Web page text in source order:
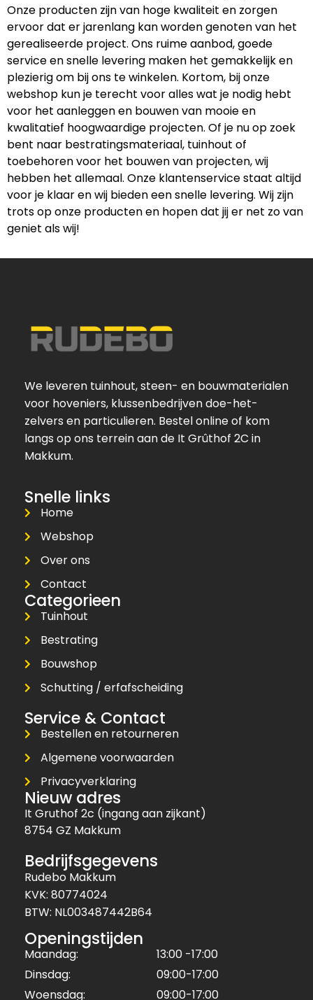
Onze producten zijn van hoge kwaliteit en zorgen
ervoor dat er jarenlang kan worden genoten van het
gerealiseerde project. Ons ruime aanbod, goede
service en snelle levering maken het gemakkelijk en
plezierig om bij ons te winkelen. Kortom, bij onze
webshop kun je terecht voor alles wat je nodig hebt
voor het aanleggen en bouwen van mooie en
kwalitatief hoogwaardige projecten. Of je nu op zoek
bent naar bestratingsmateriaal, tuinhout of
toebehoren voor het bouwen van projecten, wij
hebben het allemaal. Onze klantenservice staat altijd
voor je klaar en wij bieden een snelle levering. Wij zijn
trots op onze producten en hopen dat jij er net zo van
geniet als wij!
We leveren tuinhout, steen- en bouwmaterialen
voor hoveniers, klussenbedrijven doe-het-
zelvers en particulieren. Bestel online of kom
langs op ons terrein aan de It Grûthof 2C in
Makkum.
Snelle links
Home
Webshop
Over ons
Contact
Categorieen
Tuinhout
Bestrating
Bouwshop
Schutting / erfafscheiding
Service & Contact
Bestellen en retourneren
Algemene voorwaarden
Privacyverklaring
Nieuw adres
It Gruthof 2c (ingang aan zijkant)
8754 GZ Makkum
Bedrijfsgegevens
Rudebo Makkum
KVK: 80774024
BTW: NL003487442B64
Openingstijden
Maandag:
13:00 -17:00
Dinsdag:
09:00-17:00
Woensdag:
09:00-17:00